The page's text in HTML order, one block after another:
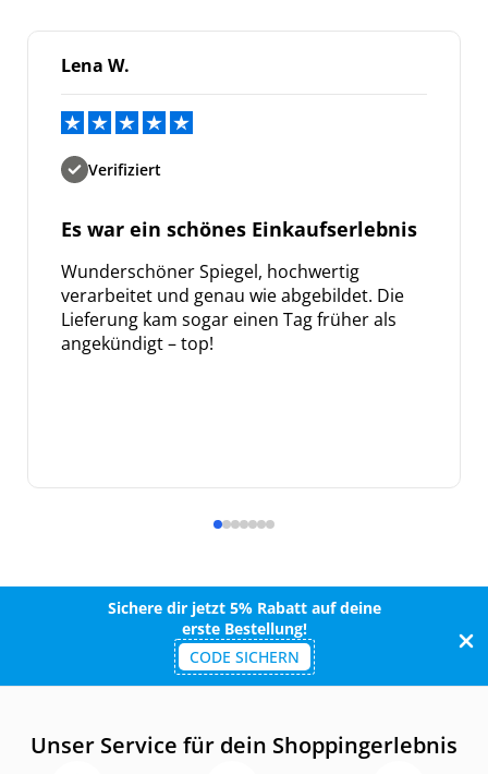
Lena W.
Verifiziert
Es war ein schönes Einkaufserlebnis
Wunderschöner Spiegel, hochwertig
verarbeitet und genau wie abgebildet. Die
Lieferung kam sogar einen Tag früher als
angekündigt – top!
Sichere dir jetzt 5% Rabatt auf deine
erste Bestellung!
CODE SICHERN
Unser Service für dein Shoppingerlebnis